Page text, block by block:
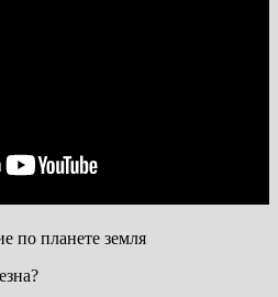
по планете земля